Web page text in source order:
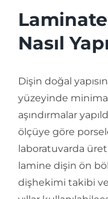
Nasıl
Dişin doğal
yüzeyinde minimal
aşındırmalar
ölçüye göre
laboratuvarda
lamine dişin ön
dişhekimi takibi